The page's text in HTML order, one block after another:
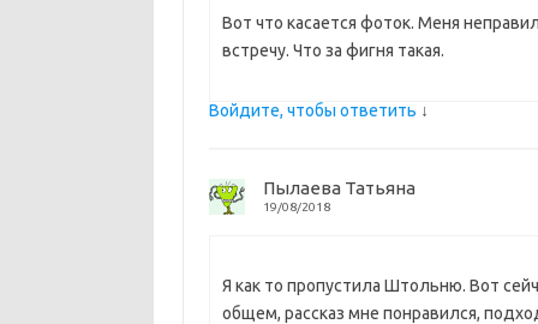
Вот что касается фоток. Меня
встречу. Что за фигня такая.
Войдите, чтобы ответить ↓
Пылаева Татьяна
19/08/2018
Я как то пропустила Штольню. Вот
общем, рассказ мне понравился,